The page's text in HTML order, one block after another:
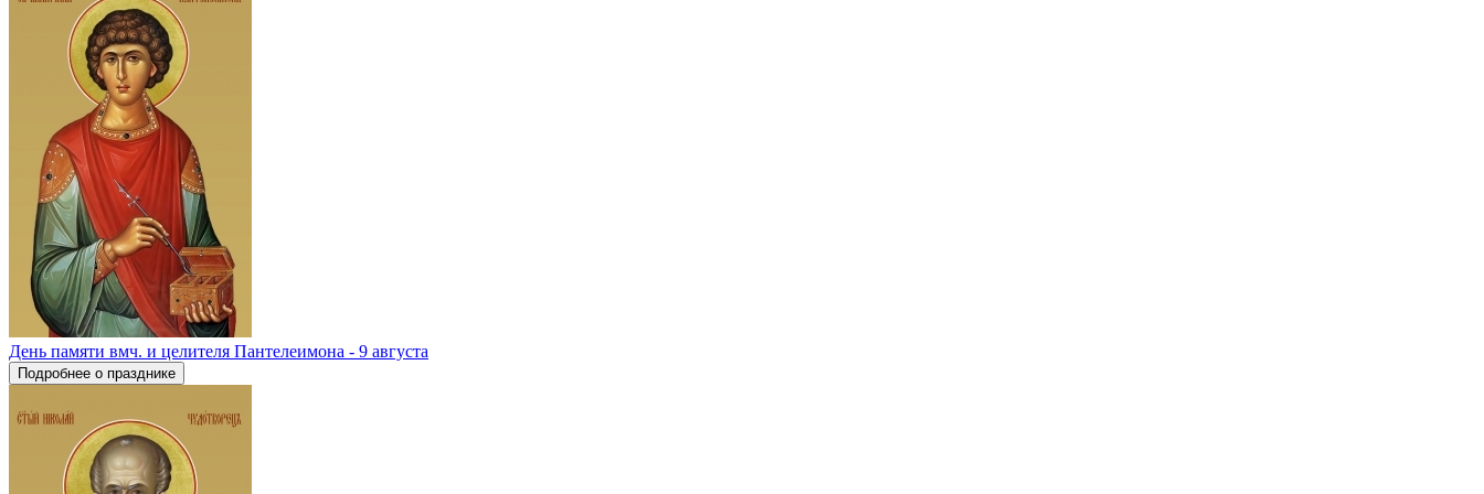
День памяти вмч. и целителя Пантелеимона - 9 августа
Подробнее о празднике